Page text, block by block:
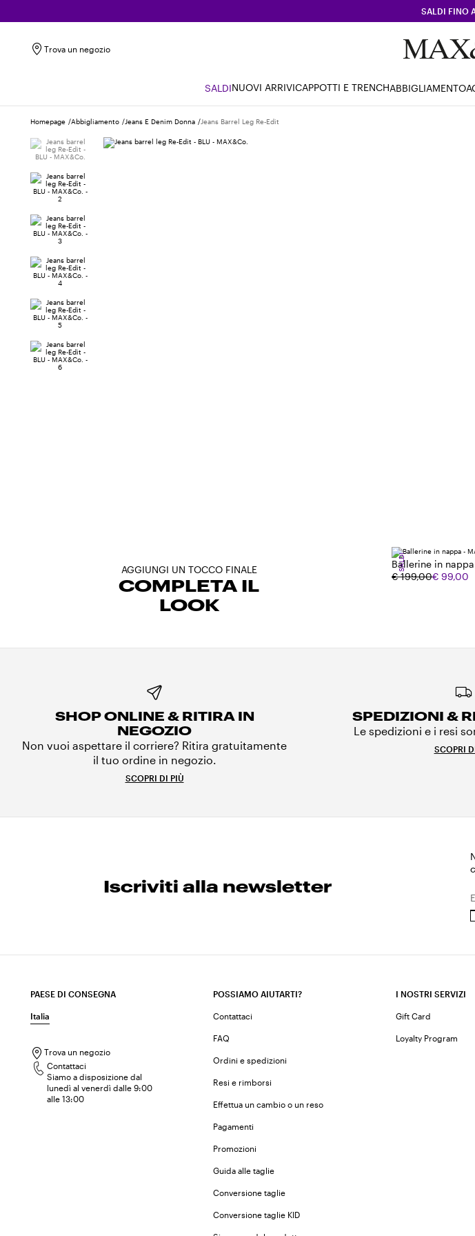
SALDI FINO
Trova un negozio
SALDINUOVI ARRIVICAPPOTTI E TRENCHABBIGLIAMENTO
Homepage Abbigliamento Jeans E Denim Donna Jeans Barrel Leg Re-Edit
AGGIUNGI UN TOCCO FINALE
COMPLETA IL
LOOK
Ballerine in nappa
€ 199,00€ 99,00
SALDI
SHOP ONLINE & RITIRA IN
NEGOZIO
Non vuoi aspettare il corriere? Ritira gratuitamente
il tuo ordine in negozio.
SCOPRI DI PIÙ
SPEDIZIONI &
Le spedizioni e i resi
SCOPRI
Iscriviti alla newsletter
PAESE DI CONSEGNA
Italia
Trova un negozio
Contattaci
Siamo a disposizione dal
lunedì al venerdì dalle 9:00
alle 13:00
POSSIAMO AIUTARTI?
Contattaci
FAQ
Ordini e spedizioni
Resi e rimborsi
Effettua un cambio o un reso
Pagamenti
Promozioni
Guida alle taglie
Conversione taglie
Conversione taglie KID
I NOSTRI SERVIZI
Gift Card
Loyalty Program